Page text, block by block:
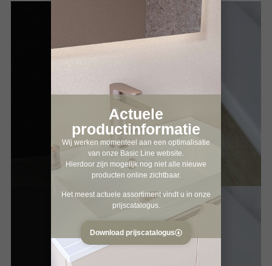
Actuele
productinformatie
Wij werken momenteel aan een optimalisatie
van onze Basic Line website.
Hierdoor zijn mogelijk nog niet alle nieuwe
producten online zichtbaar.
Het meest actuele assortiment vindt u in onze
prijscatalogus.
Download prijscatalogus